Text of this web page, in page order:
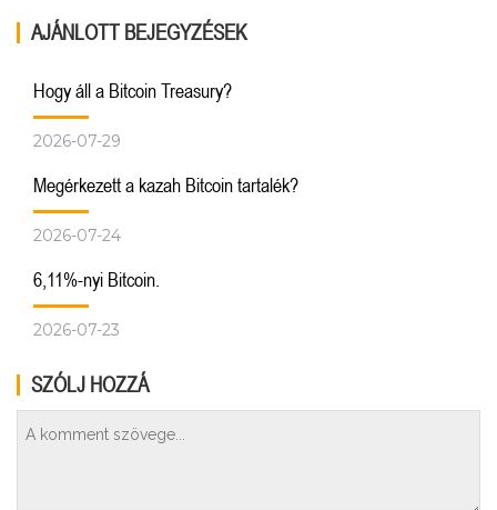
AJÁNLOTT BEJEGYZÉSEK
Hogy áll a Bitcoin Treasury?
2026-07-29
Megérkezett a kazah Bitcoin tartalék?
2026-07-24
6,11%-nyi Bitcoin.
2026-07-23
SZÓLJ HOZZÁ